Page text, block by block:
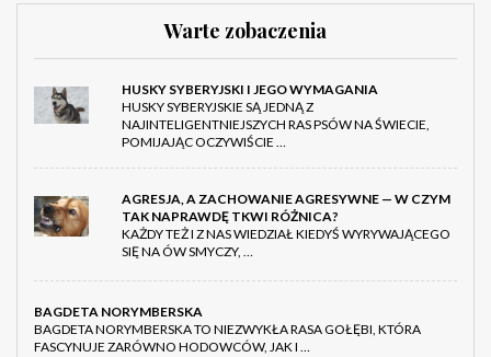
Warte zobaczenia
HUSKY SYBERYJSKI I JEGO WYMAGANIA
HUSKY SYBERYJSKIE SĄ JEDNĄ Z
NAJINTELIGENTNIEJSZYCH RAS PSÓW NA ŚWIECIE,
POMIJAJĄC OCZYWIŚCIE …
AGRESJA, A ZACHOWANIE AGRESYWNE — W CZYM
TAK NAPRAWDĘ TKWI RÓŻNICA?
KAŻDY TEŻ I Z NAS WIEDZIAŁ KIEDYŚ WYRYWAJĄCEGO
SIĘ NA ÓW SMYCZY, …
BAGDETA NORYMBERSKA
BAGDETA NORYMBERSKA TO NIEZWYKŁA RASA GOŁĘBI, KTÓRA
FASCYNUJE ZARÓWNO HODOWCÓW, JAK I …